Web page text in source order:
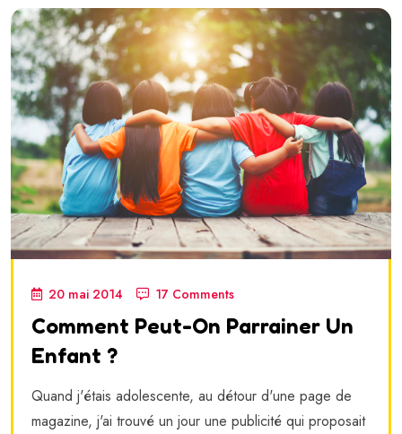
20 mai 2014 17 Comments
Comment Peut-On Parrainer Un
Enfant ?
Quand j'étais adolescente, au détour d'une page de
magazine, j'ai trouvé un jour une publicité qui proposait